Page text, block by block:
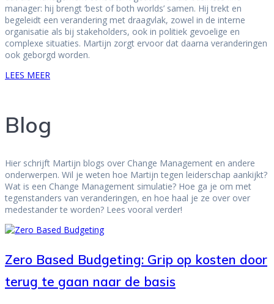
manager: hij brengt ‘best of both worlds’ samen. Hij trekt en
begeleidt een verandering met draagvlak, zowel in de interne
organisatie als bij stakeholders, ook in politiek gevoelige en
complexe situaties. Martijn zorgt ervoor dat daarna veranderingen
ook geborgd worden.
LEES MEER
Blog
Hier schrijft Martijn blogs over Change Management en andere
onderwerpen. Wil je weten hoe Martijn tegen leiderschap aankijkt?
Wat is een Change Management simulatie? Hoe ga je om met
tegenstanders van veranderingen, en hoe haal je ze over over
medestander te worden? Lees vooral verder!
Zero Based Budgeting: Grip op kosten door
terug te gaan naar de basis